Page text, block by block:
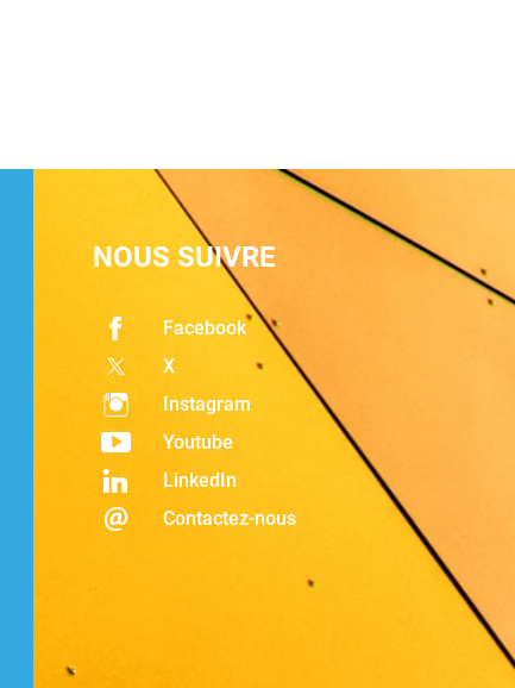
NOUS SUIVRE
Facebook
X
Instagram
Youtube
LinkedIn
Contactez-nous